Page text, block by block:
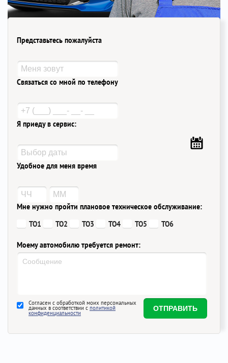
Представьтесь пожалуйста
Связаться со мной по телефону
Я приеду в сервис:
Удобное для меня время
Мне нужно пройти плановое техническое обслуживание:
ТО1
ТО2 ТО3 ТО4 ТО5 ТО6
Моему автомобилю требуется ремонт:
Согласен с обработкой моих персональных
данных в соответствии с политикой
конфиденциальности